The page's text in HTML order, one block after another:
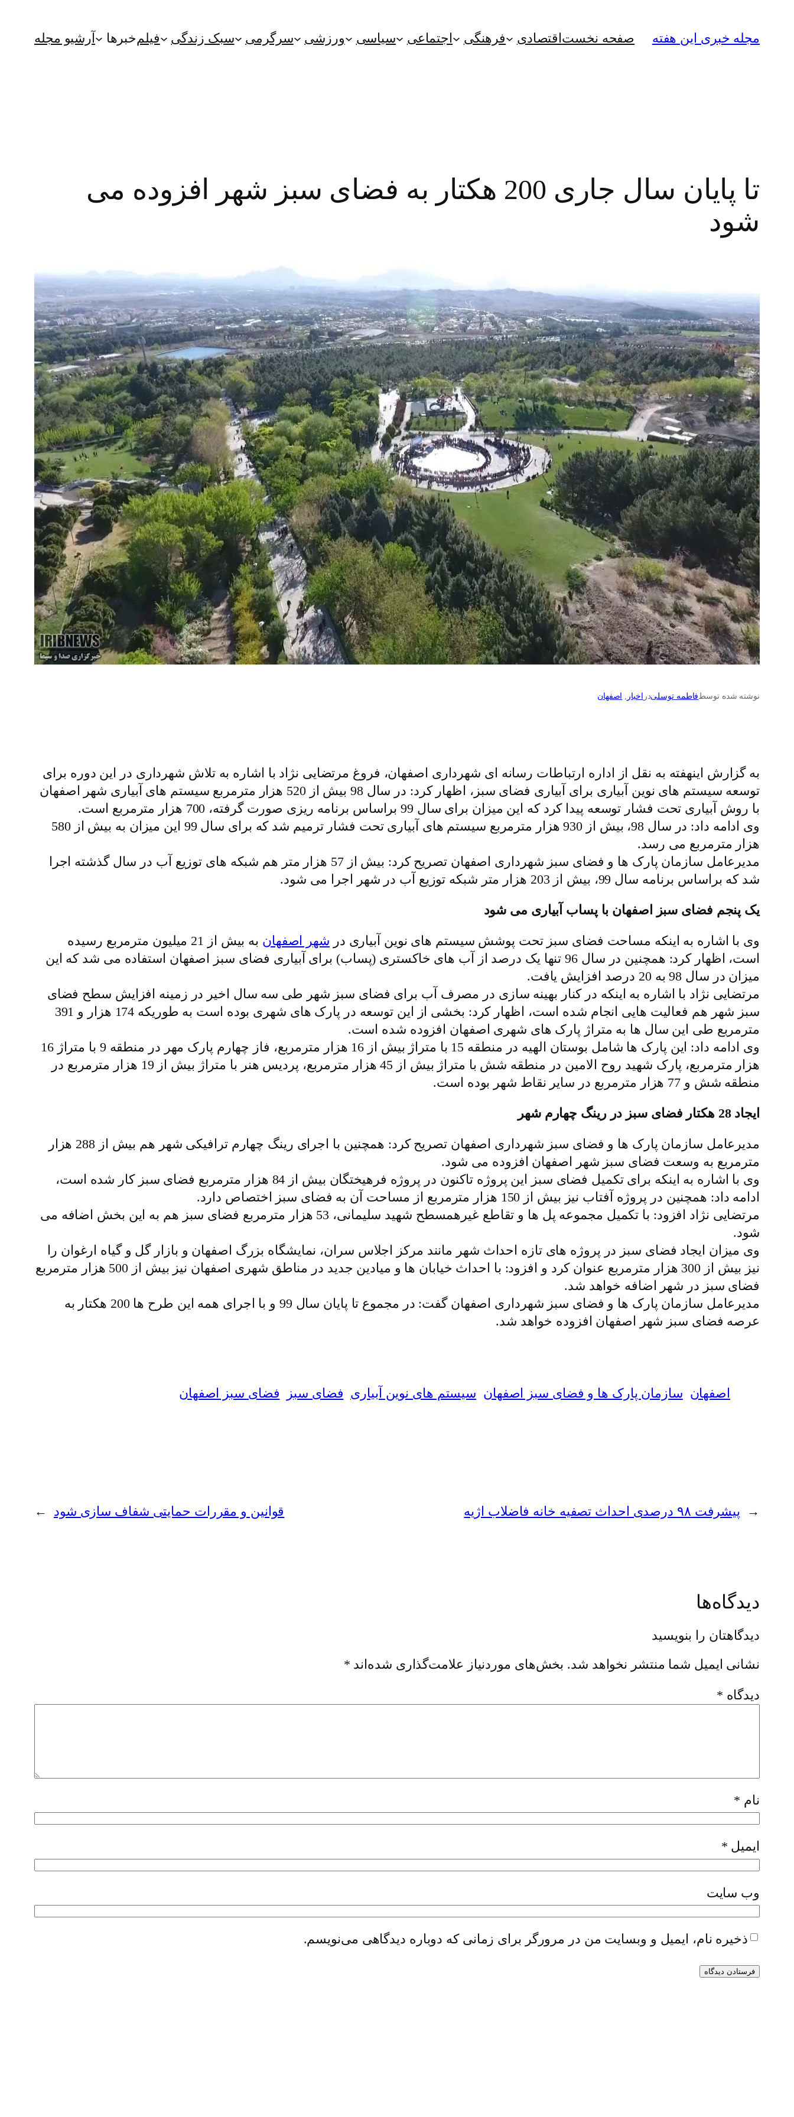
مجله خبری این هفته صفحه نخستاقتصادی فرهنگی اجتماعی سیاسی ورزشی سرگرمی سبک زندگی فیلمخبرها آرشیو مجله
تا پایان سال جاری 200 هکتار به فضای سبز شهر افزوده می
شود
نوشته شده توسطفاطمه توسلیدر اخبار , اصفهان
به گزارش اینهفته به نقل از اداره ارتباطات رسانه ای شهرداری اصفهان، فروغ مرتضایی نژاد با اشاره به تلاش شهرداری در این دوره برای
توسعه سیستم های نوین آبیاری برای آبیاری فضای سبز، اظهار کرد: در سال 98 بیش از 520 هزار مترمربع سیستم های آبیاری شهر اصفهان
با روش آبیاری تحت فشار توسعه پیدا کرد که این میزان برای سال 99 براساس برنامه ریزی صورت گرفته، 700 هزار مترمربع است.
وی ادامه داد: در سال 98، بیش از 930 هزار مترمربع سیستم های آبیاری تحت فشار ترمیم شد که برای سال 99 این میزان به بیش از 580
هزار مترمربع می رسد.
مدیرعامل سازمان پارک ها و فضای سبز شهرداری اصفهان تصریح کرد: بیش از 57 هزار متر هم شبکه های توزیع آب در سال گذشته اجرا
شد که براساس برنامه سال 99، بیش از 203 هزار متر شبکه توزیع آب در شهر اجرا می شود.
یک پنجم فضای سبز اصفهان با پساب آبیاری می شود
وی با اشاره به اینکه مساحت فضای سبز تحت پوشش سیستم های نوین آبیاری در شهر اصفهان
به بیش از 21 میلیون مترمربع رسیده
است، اظهار کرد: همچنین در سال 96 تنها یک درصد از آب های خاکستری (پساب) برای آبیاری فضای سبز اصفهان استفاده می شد که این
میزان در سال 98 به 20 درصد افزایش یافت.
مرتضایی نژاد با اشاره به اینکه در کنار بهینه سازی در مصرف آب برای فضای سبز شهر طی سه سال اخیر در زمینه افزایش سطح فضای
سبز شهر هم فعالیت هایی انجام شده است، اظهار کرد: بخشی از این توسعه در پارک های شهری بوده است به طوریکه 174 هزار و 391
مترمربع طی این سال ها به متراژ پارک های شهری اصفهان افزوده شده است.
وی ادامه داد: این پارک ها شامل بوستان الهیه در منطقه 15 با متراژ بیش از 16 هزار مترمربع، فاز چهارم پارک مهر در منطقه 9 با متراژ 16
هزار مترمربع، پارک شهید روح الامین در منطقه شش با متراژ بیش از 45 هزار مترمربع، پردیس هنر با متراژ بیش از 19 هزار مترمربع در
منطقه شش و 77 هزار مترمربع در سایر نقاط شهر بوده است.
ایجاد 28 هکتار فضای سبز در رینگ چهارم شهر
مدیرعامل سازمان پارک ها و فضای سبز شهرداری اصفهان تصریح کرد: همچنین با اجرای رینگ چهارم ترافیکی شهر هم بیش از 288 هزار
مترمربع به وسعت فضای سبز شهر اصفهان افزوده می شود.
وی با اشاره به اینکه برای تکمیل فضای سبز این پروژه تاکنون در پروژه فرهیختگان بیش از 84 هزار مترمربع فضای سبز کار شده است،
ادامه داد: همچنین در پروژه آفتاب نیز بیش از 150 هزار مترمربع از مساحت آن به فضای سبز اختصاص دارد.
مرتضایی نژاد افزود: با تکمیل مجموعه پل ها و تقاطع غیرهمسطح شهید سلیمانی، 53 هزار مترمربع فضای سبز هم به این بخش اضافه می
شود.
وی میزان ایجاد فضای سبز در پروژه های تازه احداث شهر مانند مرکز اجلاس سران، نمایشگاه بزرگ اصفهان و بازار گل و گیاه ارغوان را
نیز بیش از 300 هزار مترمربع عنوان کرد و افزود: با احداث خیابان ها و میادین جدید در مناطق شهری اصفهان نیز بیش از 500 هزار مترمربع
فضای سبز در شهر اضافه خواهد شد.
مدیرعامل سازمان پارک ها و فضای سبز شهرداری اصفهان گفت: در مجموع تا پایان سال 99 و با اجرای همه این طرح ها 200 هکتار به
عرصه فضای سبز شهر اصفهان افزوده خواهد شد.
اصفهان سازمان پارک ها و فضای سبز اصفهان سیستم های نوین آبیاری فضای سبز فضای سبز اصفهان
← پیشرفت ۹۸ درصدی احداث تصفیه خانه فاضلاب اژیه قوانین و مقررات حمایتی شفاف سازی شود →
دیدگاه‌ها
دیدگاهتان را بنویسید
نشانی ایمیل شما منتشر نخواهد شد. بخش‌های موردنیاز علامت‌گذاری شده‌اند *
دیدگاه *
نام *
ایمیل *
وب‌ سایت
ذخیره نام، ایمیل و وبسایت من در مرورگر برای زمانی که دوباره دیدگاهی می‌نویسم.